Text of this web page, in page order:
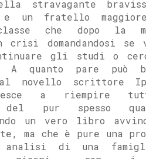
stravagante
e un fratello
che dopo la
crisi domandandosi se
gli studi o
A quanto pare può
al novello scrittore
a riempire
del pur spesso
un vero libro
ma che è pure una
analisi di una